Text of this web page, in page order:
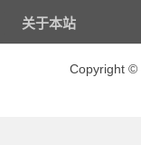
关于本站
Copyright ©